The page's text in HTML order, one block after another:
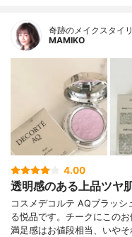
奇跡のメイクスタイ
MAMIKO
4.00
透明感のある上品ツヤ
コスメデコルテ AQブラッ
る悦品です。チークにこの
満足感はお値段相当、いや